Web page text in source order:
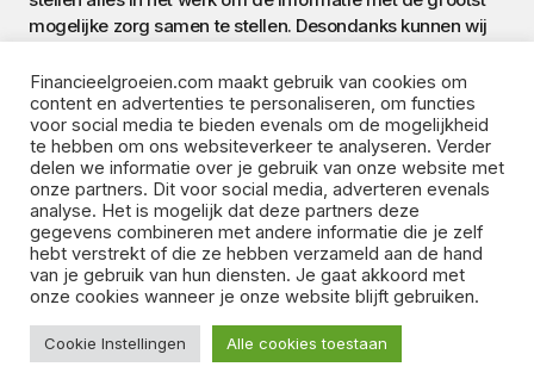
mogelijke zorg samen te stellen. Desondanks kunnen wij
garanderen. Aan de informatie op deze website worden
geen rechten ontleend. Bovendien ben je steeds
verantwoordelijk voor je eigen handelen.
©️ 2024 - Financieelgroeien.com •Contact•Disclaimer
Privacy Policy
Financieelgroeien.com maakt gebruik van cookies om
content en advertenties te personaliseren, om functies
voor social media te bieden evenals om de mogelijkheid
te hebben om ons websiteverkeer te analyseren. Verder
delen we informatie over je gebruik van onze website met
onze partners. Dit voor social media, adverteren evenals
analyse. Het is mogelijk dat deze partners deze
gegevens combineren met andere informatie die je zelf
hebt verstrekt of die ze hebben verzameld aan de hand
van je gebruik van hun diensten. Je gaat akkoord met
onze cookies wanneer je onze website blijft gebruiken.
Cookie Instellingen Alle cookies toestaan